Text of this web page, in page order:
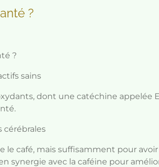
?
?
sains
dont une catéchine appelée
cérébrales
le café, mais suffisamment pour
synergie avec la caféine pour